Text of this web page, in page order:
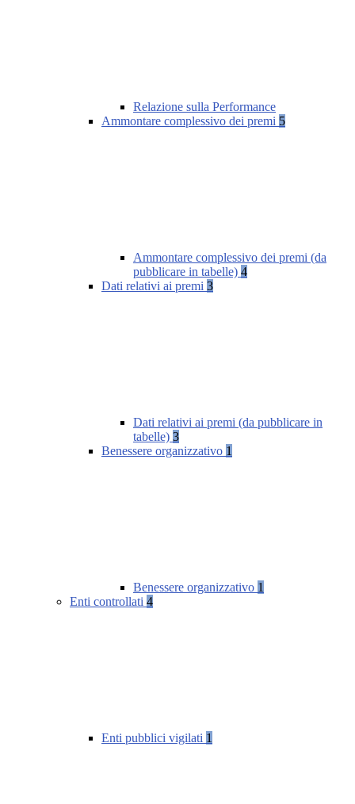
Relazione sulla Performance
Ammontare complessivo dei premi 5
Ammontare complessivo dei premi (da
pubblicare in tabelle) 4
Dati relativi ai premi 3
Dati relativi ai premi (da pubblicare in
tabelle) 3
Benessere organizzativo 1
Benessere organizzativo 1
Enti controllati 4
Enti pubblici vigilati 1